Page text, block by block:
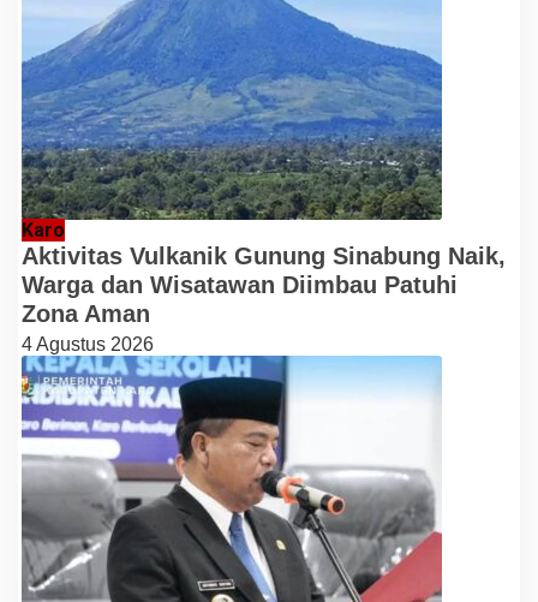
Karo
Aktivitas Vulkanik Gunung Sinabung Naik,
Warga dan Wisatawan Diimbau Patuhi
Zona Aman
4 Agustus 2026